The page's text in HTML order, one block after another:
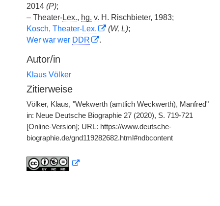
2014 (P);
– Theater-Lex., hg. v. H. Rischbieter, 1983;
Kosch, Theater-Lex. (W, L);
Wer war wer DDR .
Autor/in
Klaus Völker
Zitierweise
Völker, Klaus, "Wekwerth (amtlich Weckwerth), Manfred"
in: Neue Deutsche Biographie 27 (2020), S. 719-721
[Online-Version]; URL: https://www.deutsche-
biographie.de/gnd119282682.html#ndbcontent